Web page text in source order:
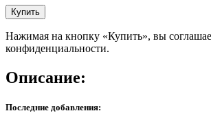
Купить
Нажимая на кнопку «Купить», вы
конфиденциальности.
Описание:
Последние добавления: